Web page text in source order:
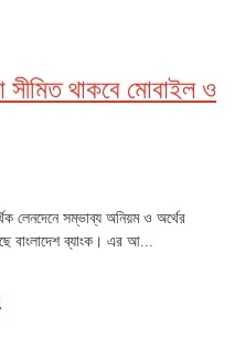
সীমিত থাকবে মোবাইল ও
লেনদেনে সম্ভাব্য অনিয়ম ও অর্থের
বাংলাদেশ ব্যাংক। এর আ...